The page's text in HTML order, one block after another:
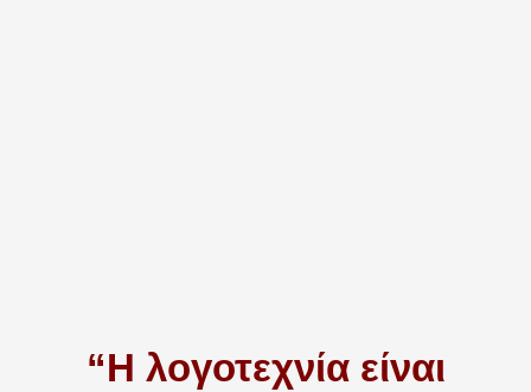
“Η λογοτεχνία είναι